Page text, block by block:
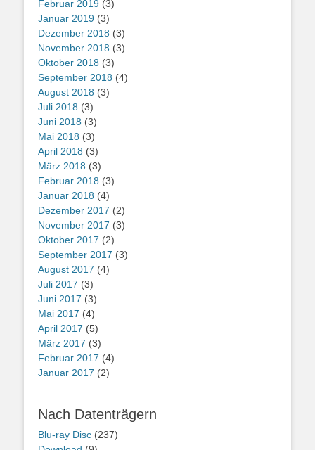
Februar 2019 (3)
Januar 2019 (3)
Dezember 2018 (3)
November 2018 (3)
Oktober 2018 (3)
September 2018 (4)
August 2018 (3)
Juli 2018 (3)
Juni 2018 (3)
Mai 2018 (3)
April 2018 (3)
März 2018 (3)
Februar 2018 (3)
Januar 2018 (4)
Dezember 2017 (2)
November 2017 (3)
Oktober 2017 (2)
September 2017 (3)
August 2017 (4)
Juli 2017 (3)
Juni 2017 (3)
Mai 2017 (4)
April 2017 (5)
März 2017 (3)
Februar 2017 (4)
Januar 2017 (2)
Nach Datenträgern
Blu-ray Disc (237)